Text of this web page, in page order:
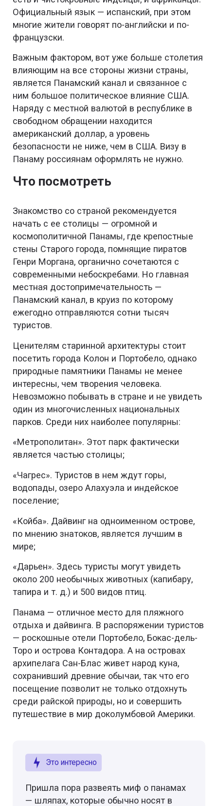
Официальный язык — испанский, при этом
многие жители говорят по-английски и по-
французски.
Важным фактором, вот уже больше столетия
влияющим на все стороны жизни страны,
является Панамский канал и связанное с
ним большое политическое влияние США.
Наряду с местной валютой в республике в
свободном обращении находится
американский доллар, а уровень
безопасности не ниже, чем в США. Визу в
Панаму россиянам оформлять не нужно.
Что посмотреть
Знакомство со страной рекомендуется
начать с ее столицы — огромной и
космополитичной Панамы, где крепостные
стены Старого города, помнящие пиратов
Генри Моргана, органично сочетаются с
современными небоскребами. Но главная
местная достопримечательность —
Панамский канал, в круиз по которому
ежегодно отправляются сотни тысяч
туристов.
Ценителям старинной архитектуры стоит
посетить города Колон и Портобело, однако
природные памятники Панамы не менее
интересны, чем творения человека.
Невозможно побывать в стране и не увидеть
один из многочисленных национальных
парков. Среди них наиболее популярны:
«Метрополитан». Этот парк фактически
является частью столицы;
«Чагрес». Туристов в нем ждут горы,
водопады, озеро Алахуэла и индейское
поселение;
«Койба». Дайвинг на одноименном острове,
по мнению знатоков, является лучшим в
мире;
«Дарьен». Здесь туристы могут увидеть
около 200 необычных животных (капибару,
тапира и т. д.) и 500 видов птиц.
Панама — отличное место для пляжного
отдыха и дайвинга. В распоряжении туристов
— роскошные отели Портобело, Бокас-дель-
Торо и острова Контадора. А на островах
архипелага Сан-Блас живет народ куна,
сохранивший древние обычаи, так что его
посещение позволит не только отдохнуть
среди райской природы, но и совершить
путешествие в мир доколумбовой Америки.
Это интересно
Пришла пора развеять миф о панамах
— шляпах, которые обычно носят в